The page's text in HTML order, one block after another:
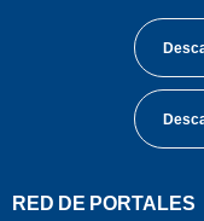
RED DE PORTALES